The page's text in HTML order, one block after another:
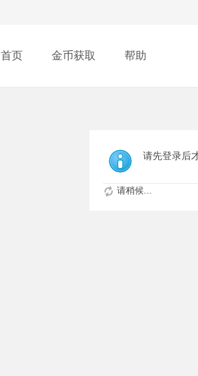
首页 金币获取 帮助
请先登录后
请稍候...